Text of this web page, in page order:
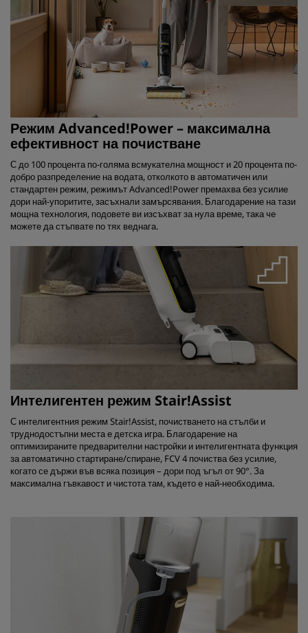
Режим Advanced!Power – максимална
ефективност на почистване
С до 100 процента по-голяма всмукателна мощност и 20 процента по-
добро разпределение на водата, отколкото в автоматичен или
стандартен режим, режимът Advanced!Power премахва без усилие
дори най-упоритите, засъхнали замърсявания. Благодарение на тази
мощна технология, подовете ви изсъхват за нула време, така че
можете да стъпвате по тях веднага.
Интелигентен режим Stair!Assist
С интелигентния режим Stair!Assist, почистването на стълби и
труднодостъпни места е детска игра. Благодарение на
оптимизираните предварителни настройки и интелигентната функция
за автоматично стартиране/спиране, FCV 4 почиства без усилие,
когато се държи във всяка позиция – дори под ъгъл от 90°. За
максимална гъвкавост и чистота там, където е най-необходима.